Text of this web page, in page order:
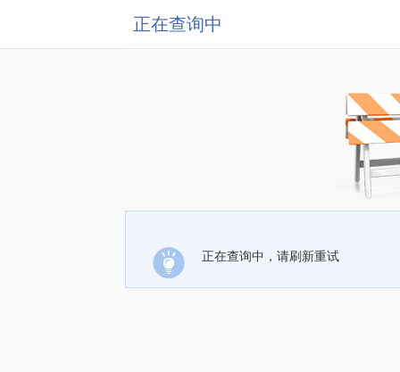
正在查询中
正在查询中，请刷新重试